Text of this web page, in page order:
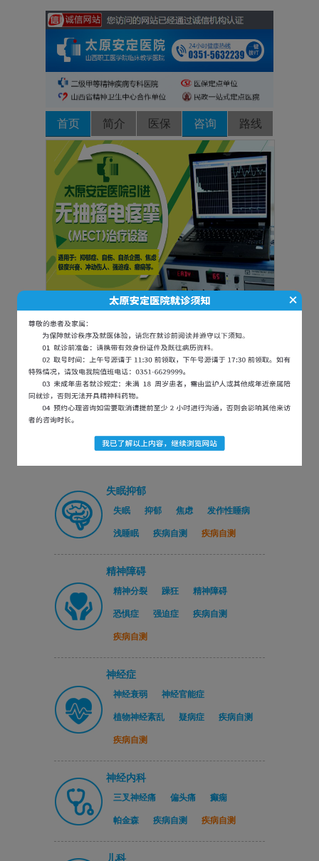
首页 简介 医保 咨询 路线
医院新闻
党建引领医社联动｜龙城艺术... 2026-07-31
行政查房促规范，排除隐患保... 2026-07-30
失眠抑郁
失眠 抑郁 焦虑 发作性睡病
浅睡眠 疾病自测 疾病自测
精神障碍
精神分裂 躁狂 精神障碍
恐惧症 强迫症 疾病自测
疾病自测
神经症
神经衰弱 神经官能症
植物神经紊乱 疑病症 疾病自测
疾病自测
神经内科
三叉神经痛 偏头痛 癫痫
帕金森 疾病自测 疾病自测
儿科